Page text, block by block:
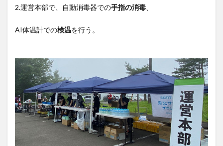
2.運営本部で、自動消毒器での手指の消毒
AI体温計での検温を行う。